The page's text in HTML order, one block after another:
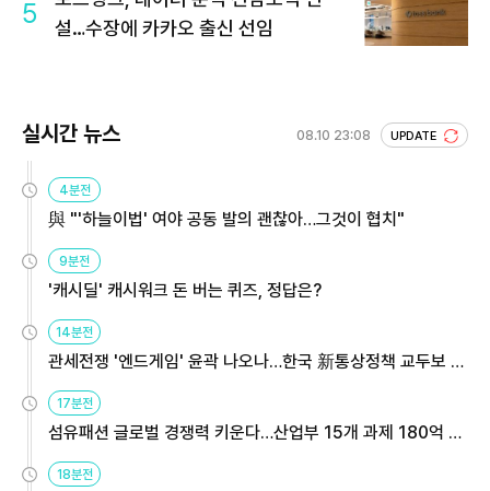
5
설…수장에 카카오 출신 선임
실시간 뉴스 08.10 23:08 UPDATE
4분전
與 "'하늘이법' 여야 공동 발의 괜찮아…그것이 협치"
9분전
'캐시딜' 캐시워크 돈 버는 퀴즈, 정답은?
14분전
관세전쟁 '엔드게임' 윤곽 나오나…한국 新통상정책 교두보 활
용해야
17분전
섬유패션 글로벌 경쟁력 키운다…산업부 15개 과제 180억 지
원
18분전